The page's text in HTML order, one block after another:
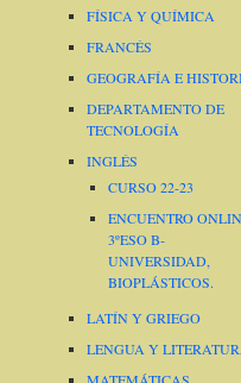
FÍSICA Y QUÍMICA
FRANCÉS
GEOGRAFÍA E
DEPARTAMENTO DE
TECNOLOGÍA
INGLÉS
CURSO 22-23
ENCUENTRO
3ºESO B-
UNIVERSIDAD,
BIOPLÁSTICOS.
LATÍN Y GRIEGO
LENGUA Y